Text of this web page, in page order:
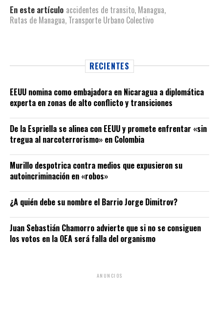
En este artículo accidentes de transito, Managua,
Rutas de Managua, Transporte Urbano Colectivo
RECIENTES
EEUU nomina como embajadora en Nicaragua a diplomática
experta en zonas de alto conflicto y transiciones
De la Espriella se alinea con EEUU y promete enfrentar «sin
tregua al narcoterrorismo» en Colombia
Murillo despotrica contra medios que expusieron su
autoincriminación en «robos»
¿A quién debe su nombre el Barrio Jorge Dimitrov?
Juan Sebastián Chamorro advierte que si no se consiguen
los votos en la OEA será falla del organismo
ANUNCIOS